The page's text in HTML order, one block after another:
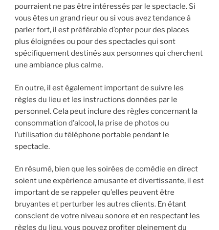
pourraient ne pas être intéressés par le spectacle. Si
vous êtes un grand rieur ou si vous avez tendance à
parler fort, il est préférable d’opter pour des places
plus éloignées ou pour des spectacles qui sont
spécifiquement destinés aux personnes qui cherchent
une ambiance plus calme.
En outre, il est également important de suivre les
règles du lieu et les instructions données par le
personnel. Cela peut inclure des règles concernant la
consommation d’alcool, la prise de photos ou
l’utilisation du téléphone portable pendant le
spectacle.
En résumé, bien que les soirées de comédie en direct
soient une expérience amusante et divertissante, il est
important de se rappeler qu’elles peuvent être
bruyantes et perturber les autres clients. En étant
conscient de votre niveau sonore et en respectant les
règles du lieu, vous pouvez profiter pleinement du